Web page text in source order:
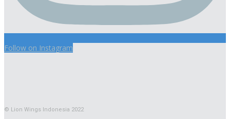
Follow on Instagram
© Lion Wings Indonesia 2022